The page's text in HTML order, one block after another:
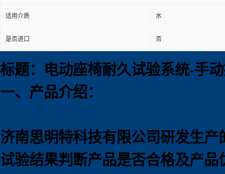
适用介质 水
是否进口 否
标题：电动座椅耐久试验系统-手
一、产品介绍：
济南思明特科技有限公司研发生
试验结果判断产品是否合格及产品